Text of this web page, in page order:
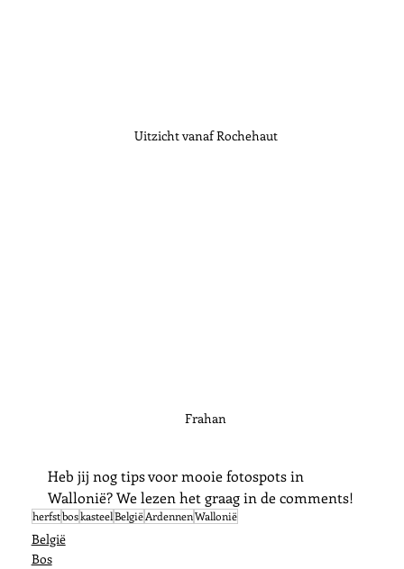
Uitzicht vanaf Rochehaut
Frahan
Heb jij nog tips voor mooie fotospots in
Wallonië? We lezen het graag in de comments!
herfstboskasteelBelgië ArdennenWallonië
België
Bos